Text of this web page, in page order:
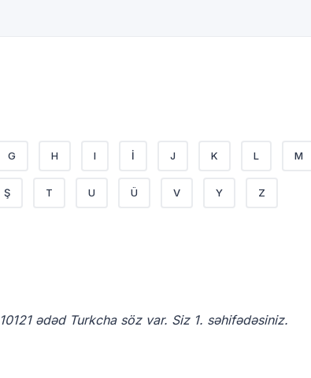
G H I İ J K L M
Ş T U Ü V Y Z
ədəd Turkcha söz var. Siz 1. səhifədəsiniz.